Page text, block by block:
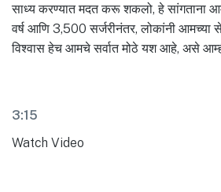
साध्य करण्यात मदत करू शकलो, हे सांगताना
वर्ष आणि 3,500 सर्जरीनंतर, लोकांनी आमच्या
विश्वास हेच आमचे सर्वात मोठे यश आहे, असे
3:15
Watch Video